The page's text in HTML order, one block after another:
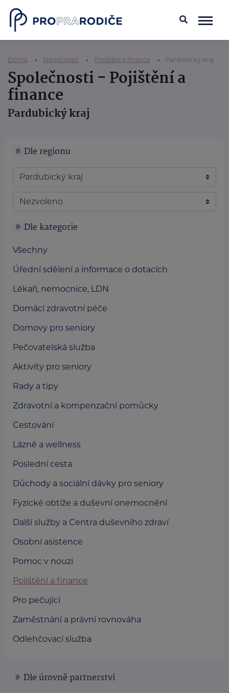
Domů Společnosti Pojištění a finance Pardubický kraj
Společnosti - Pojištění a
finance
Pardubický kraj
Dle regionu
Dle kategorie
Všechny
Úřední sdělení a informace o dotacích
Lékaři, nemocnice, LDN
Domácí zdravotní péče
Domovy pro seniory
Pečovatelská služba
Aktivity pro seniory
Rady a tipy
Zdravotní a kompenzační pomůcky
Cestování
Lázně a wellness
Poslední cesta
Důchody a sociální dávky pro seniory
Fyzické obtíže a duševní onemocnění
Další služby a Centra duševního zdraví
Osobní asistence
Pomoc v nouzi
Pojištění a finance
Pro pečující
Zaměstnání a právní rovnováha
Odlehčovací služba
Dle úrovně partnerství